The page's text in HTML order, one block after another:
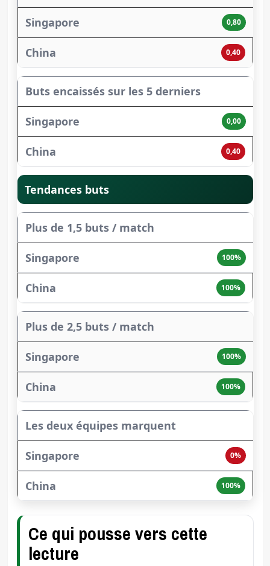
0,80
0,40
Buts encaissés sur les 5 derniers
0,00
0,40
Tendances buts
Plus de 1,5 buts / match
100%
100%
Plus de 2,5 buts / match
100%
100%
Les deux équipes marquent
0%
100%
Ce qui pousse vers cette
lecture